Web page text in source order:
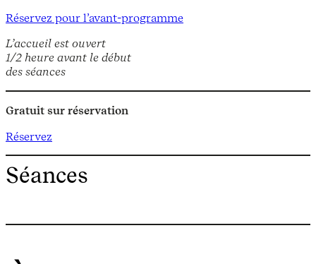
L’accueil est ouvert
1/2 heure avant le début
des séances
Gratuit sur réservation
Réservez
Réservez pour l’avant-programme
Séances